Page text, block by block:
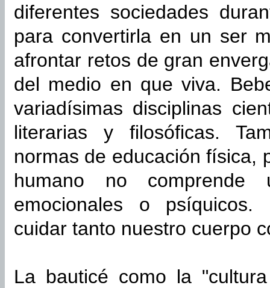
diferentes sociedades
para convertirla en un ser
afrontar retos de gran
del medio en que viva.
variadísimas disciplinas
literarias y filosóficas.
normas de educación física,
humano no comprende
emocionales o psíquicos.
cuidar tanto nuestro cuerpo
La bauticé como la